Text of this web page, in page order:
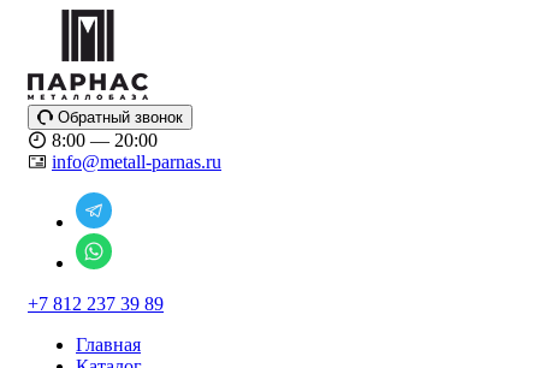
Обратный звонок
8:00 — 20:00
info@metall-parnas.ru
+7 812 237 39 89
Главная